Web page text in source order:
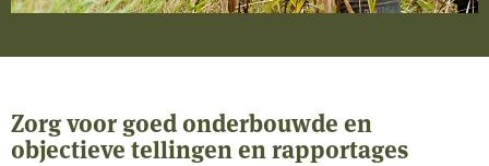
Zorg voor goed onderbouwde en
objectieve tellingen en rapportages